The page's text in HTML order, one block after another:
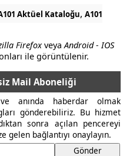
Aktüel Kataloğu, A101
Firefox veyaAndroid - IOS
ile görüntülenir.
Mail Aboneliği
anında haberdar olmak
gönderebiliriz. Bu hizmet
sonra açılan pencereyi
bağlantıyı onaylayın.